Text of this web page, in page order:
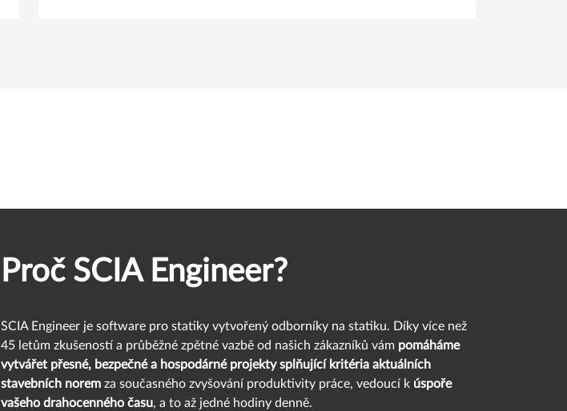
Proč SCIA Engineer?
SCIA Engineer je software pro statiky vytvořený odborníky na statiku. Díky více než
45 letům zkušeností a průběžné zpětné vazbě od našich zákazníků vám pomáháme
vytvářet přesné, bezpečné a hospodárné projekty splňující kritéria aktuálních
stavebních norem za současného zvyšování produktivity práce, vedoucí k úspoře
vašeho drahocenného času, a to až jedné hodiny denně.